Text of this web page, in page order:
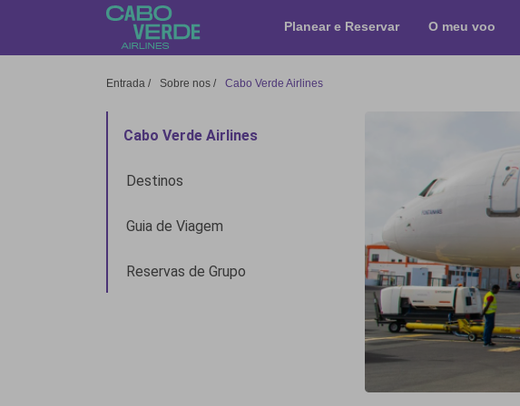
Cabo Verde Airlines
Planear e Reservar O meu voo
Entrada / Sobre nos / Cabo Verde Airlines
Cabo Verde Airlines
Destinos
Guia de Viagem
Reservas de Grupo